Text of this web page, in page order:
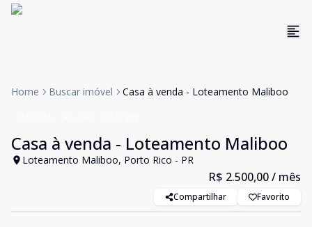
Home Buscar imóvel Casa à venda - Loteamento Maliboo
Casa à venda - Loteamento Maliboo
Loteamento Maliboo, Porto Rico - PR
R$ 2.500,00/ mês
Compartilhar Favorito